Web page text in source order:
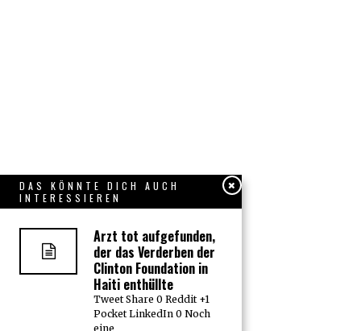
DAS KÖNNTE DICH AUCH
INTERESSIEREN
Arzt tot aufgefunden,
der das Verderben der
Clinton Foundation in
Haiti enthüllte
Tweet Share 0 Reddit +1
Pocket LinkedIn 0 Noch
eine